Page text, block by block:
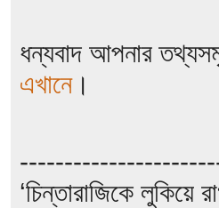
ধন্যবাদ আপনার
এখানে।
‘চিন্তারাজিকে লুকিয়ে